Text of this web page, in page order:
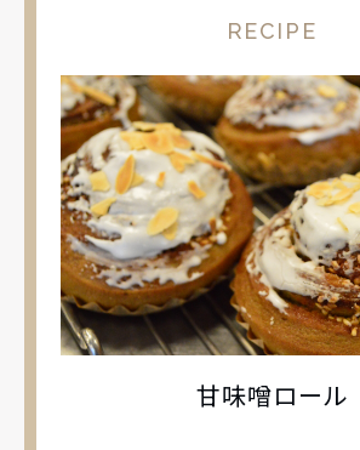
RECIPE
甘味噌ロール